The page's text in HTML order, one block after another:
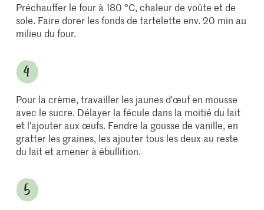
Préchauffer le four à 180 °C, chaleur de voûte et de
sole. Faire dorer les fonds de tartelette env. 20 min au
milieu du four.
Pour la crème, travailler les jaunes d'œuf en mousse
avec le sucre. Délayer la fécule dans la moitié du lait
et l'ajouter aux œufs. Fendre la gousse de vanille, en
gratter les graines, les ajouter tous les deux au reste
du lait et amener à ébullition.